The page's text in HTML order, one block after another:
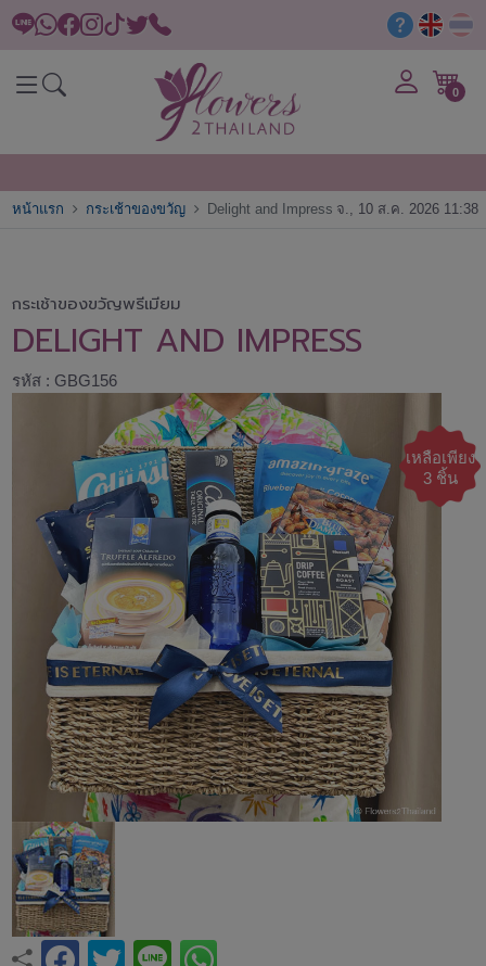
0
หน้าแรก กระเช้าของขวัญ Delight and Impress จ., 10 ส.ค. 2026 11:38
กระเช้าของขวัญพรีเมียม
DELIGHT AND IMPRESS
รหัส : GBG156
เหลือเพียง
3 ชิ้น